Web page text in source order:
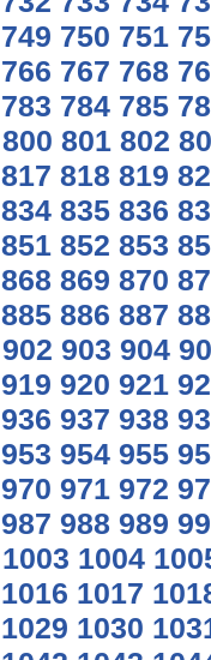
749 750 751
766 767 768
783 784 785
800 801 802
817 818 819
834 835 836
851 852 853
868 869 870
885 886 887
902 903 904
919 920 921
936 937 938
953 954 955
970 971 972
987 988 989
1003 1004
1016 1017
1029 1030